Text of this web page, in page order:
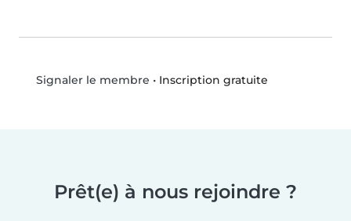
Signaler le membre • Inscription gratuite
Prêt(e) à nous rejoindre ?